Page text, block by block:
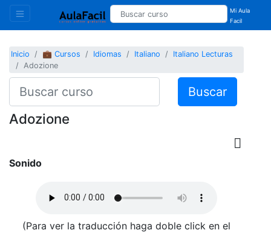
Mi Aula
Facil
Inicio 💼 Cursos Idiomas Italiano
Italiano Lecturas
Adozione
Buscar
Adozione
Sonido
(Para ver la traducción haga doble click en el